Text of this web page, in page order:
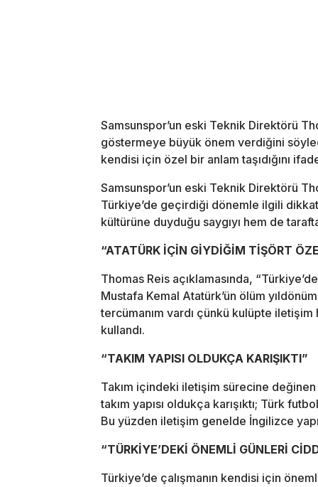
Samsunspor’un eski Teknik Direktörü
göstermeye büyük önem verdiğini
kendisi için özel bir anlam taşıdığını
Samsunspor’un eski Teknik Direktörü
Türkiye’de geçirdiği dönemle ilgili
kültürüne duyduğu saygıyı hem de
“ATATÜRK İÇİN GİYDİĞİM TİŞÖRT
Thomas Reis açıklamasında,
Mustafa Kemal Atatürk’ün ölüm
tercümanım vardı çünkü kulüpte
kullandı.
“TAKIM YAPISI OLDUKÇA KARIŞIKTI”
Takım içindeki iletişim sürecine
takım yapısı oldukça karışıktı; Türk
Bu yüzden iletişim genelde İngilizce
“TÜRKİYE’DEKİ ÖNEMLİ GÜNLERİ
Türkiye’de çalışmanın kendisi için